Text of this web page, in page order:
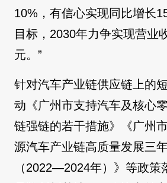
10%，有信心实现同比增长
目标，2030年力争实现营业
元。”
针对汽车产业链供应链上的
动《广州市支持汽车及核心
链强链的若干措施》《广州
源汽车产业链高质量发展三
（2022—2024年）》等政策